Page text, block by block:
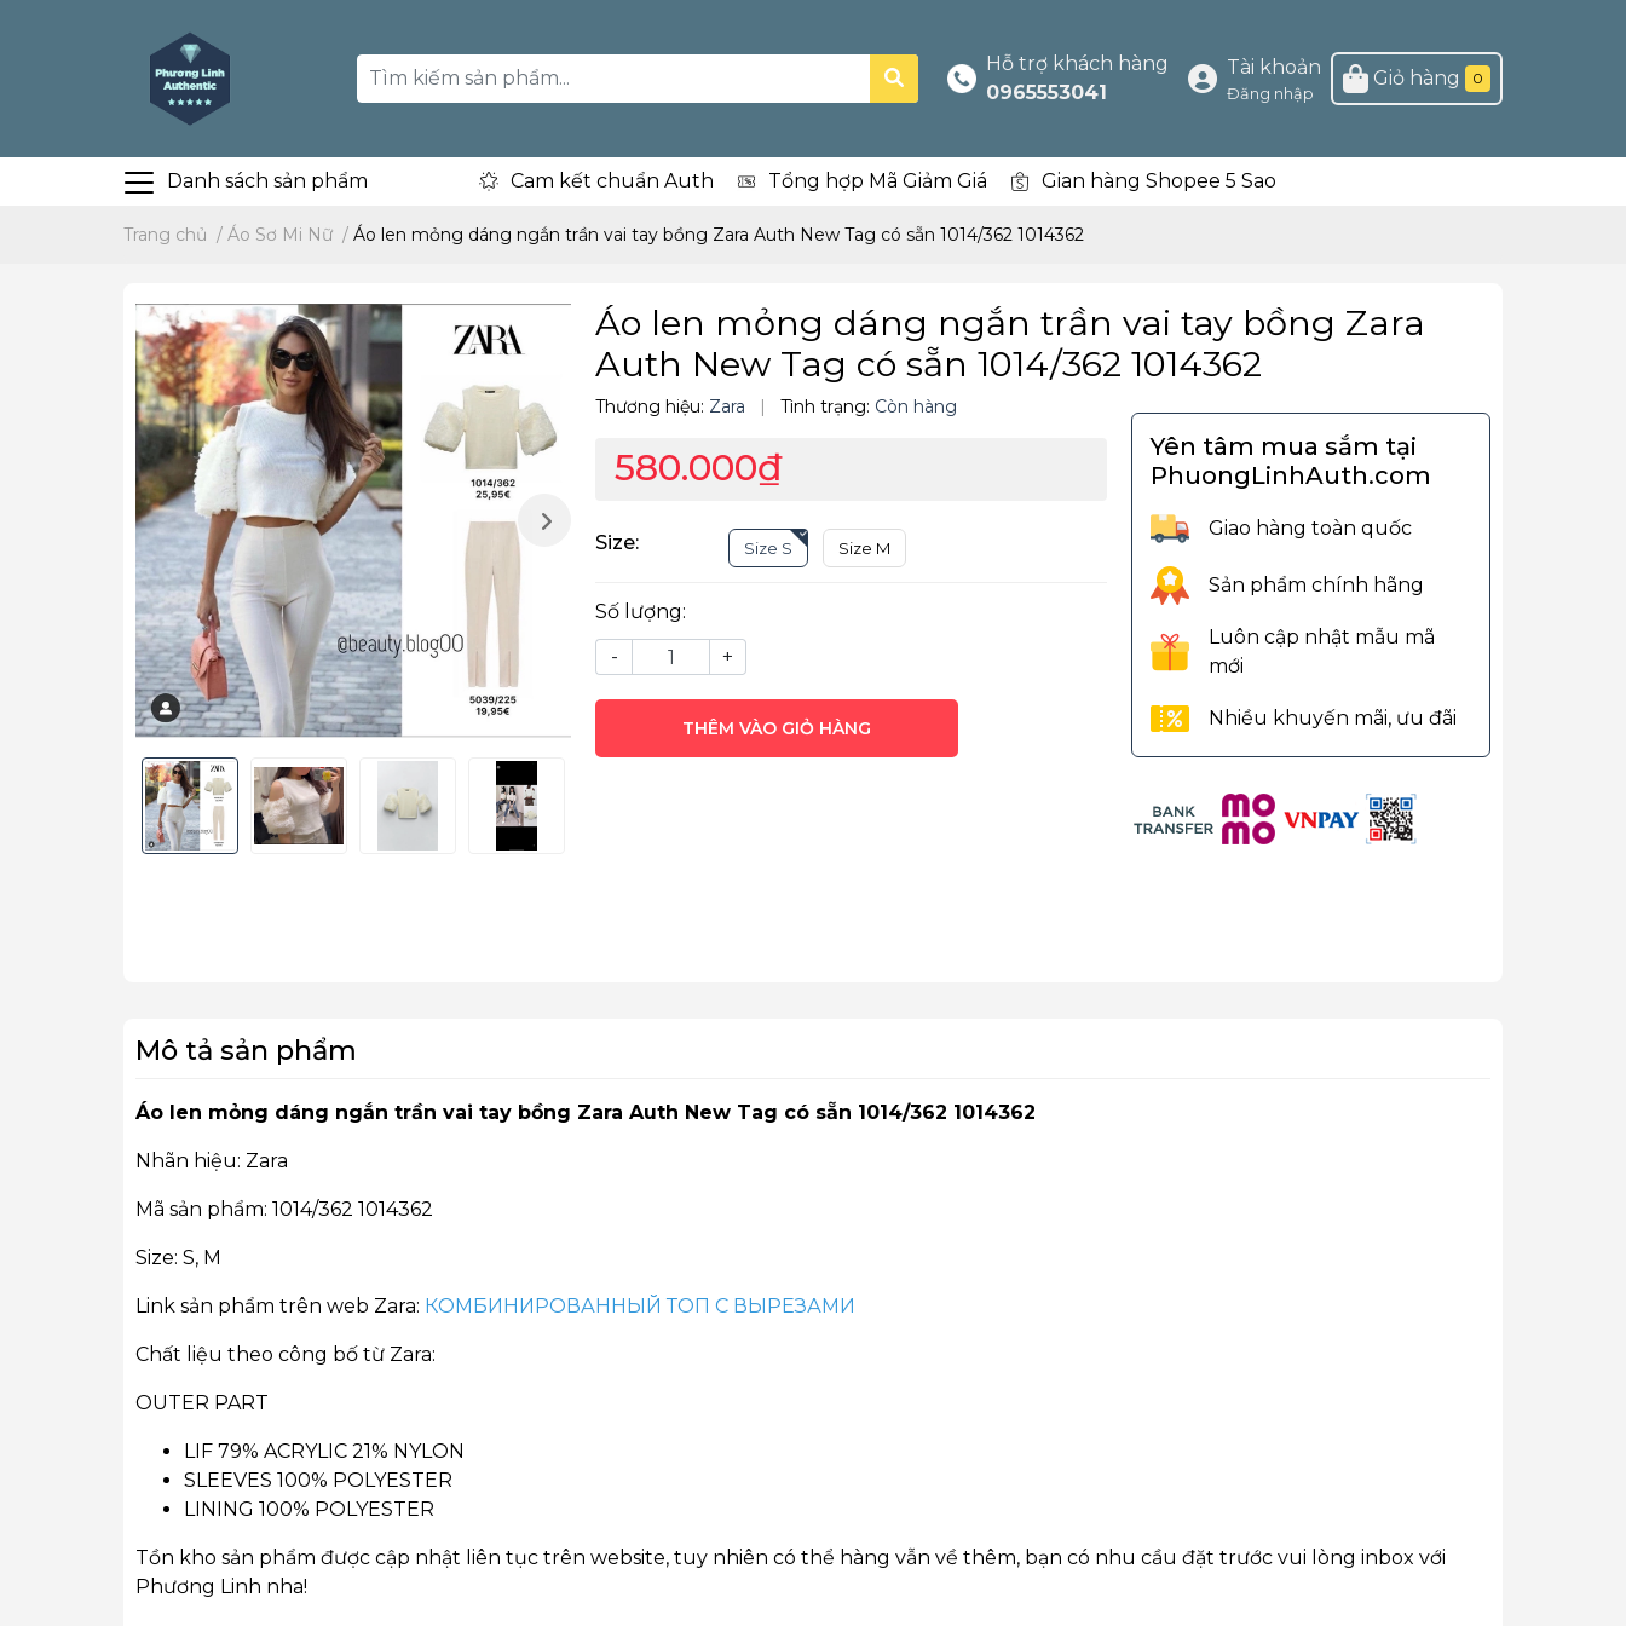
Hỗ trợ khách hàng
0965553041
Tài khoản
Đăng nhập
Giỏ hàng 0
Danh sách sản phẩm Cam kết chuẩn Auth Tổng hợp Mã Giảm Giá Gian hàng Shopee 5 Sao
Trang chủ / Áo Sơ Mi Nữ / Áo len mỏng dáng ngắn trần vai tay bồng Zara Auth New Tag có sẵn 1014/362 1014362
Áo len mỏng dáng ngắn trần vai tay bồng Zara
Auth New Tag có sẵn 1014/362 1014362
Thương hiệu: Zara | Tình trạng: Còn hàng
580.000₫
Size: Size S Size M
Số lượng:
-
+
THÊM VÀO GIỎ HÀNG
Yên tâm mua sắm tại
PhuongLinhAuth.com
Giao hàng toàn quốc
Sản phẩm chính hãng
Luôn cập nhật mẫu mã
mới
Nhiều khuyến mãi, ưu đãi
Mô tả sản phẩm
Áo len mỏng dáng ngắn trần vai tay bồng Zara Auth New Tag có sẵn 1014/362 1014362
Nhãn hiệu: Zara
Mã sản phẩm: 1014/362 1014362
Size: S, M
Link sản phẩm trên web Zara: КОМБИНИРОВАННЫЙ ТОП С ВЫРЕЗАМИ
Chất liệu theo công bố từ Zara:
OUTER PART
LIF 79% ACRYLIC 21% NYLON
SLEEVES 100% POLYESTER
LINING 100% POLYESTER
Tồn kho sản phẩm được cập nhật liên tục trên website, tuy nhiên có thể hàng vẫn về thêm, bạn có nhu cầu đặt trước vui lòng inbox với
Phương Linh nha!